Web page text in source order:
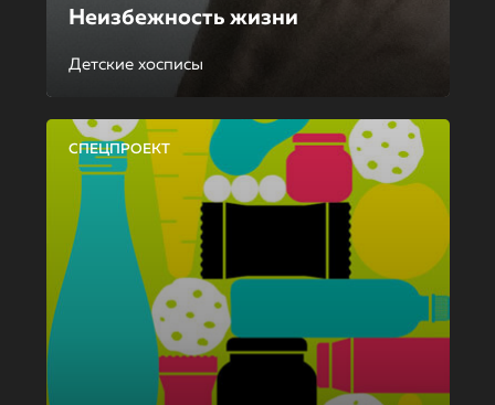
Неизбежность жизни
Детские хосписы
СПЕЦПРОЕКТ